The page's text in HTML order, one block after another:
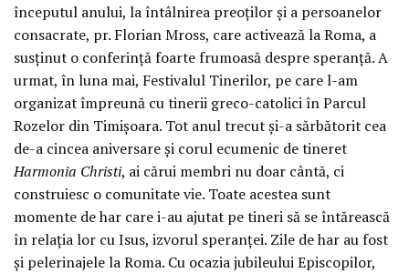
începutul anului, la întâlnirea preoților și a persoanelor
consacrate, pr. Florian Mross, care activează la Roma, a
susținut o conferință foarte frumoasă despre speranță. A
urmat, în luna mai, Festivalul Tinerilor, pe care l-am
organizat împreună cu tinerii greco-catolici în Parcul
Rozelor din Timișoara. Tot anul trecut și-a sărbătorit cea
de-a cincea aniversare și corul ecumenic de tineret
Harmonia Christi, ai cărui membri nu doar cântă, ci
construiesc o comunitate vie. Toate acestea sunt
momente de har care i-au ajutat pe tineri să se întărească
în relația lor cu Isus, izvorul speranței. Zile de har au fost
și pelerinajele la Roma. Cu ocazia jubileului Episcopilor,